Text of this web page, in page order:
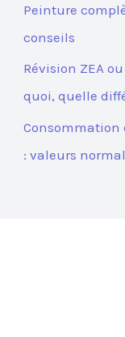
Peinture
conseils
Révision ZEA
quoi, quelle
Consommation
: valeurs